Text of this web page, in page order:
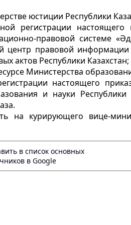
юстиции Республики
регистрации
правовой системе
центр правовой
актов Республики Казахстан;
Министерства
настоящего
и науки
на курирующего вице-
в список основных
в Google